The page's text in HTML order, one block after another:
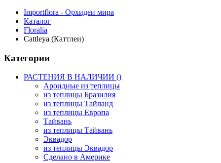
Importflora - Орхидеи мира
Каталог
Floralia
Cattleya (Каттлеи)
Категории
РАСТЕНИЯ В НАЛИЧИИ ()
Ароидные из теплицы
из теплицы Бразилия
из теплицы Тайланд
из теплицы Европа
Тайвань
из теплицы Тайвань
Эквадор
из теплицы Эквадор
Сделано в Америке